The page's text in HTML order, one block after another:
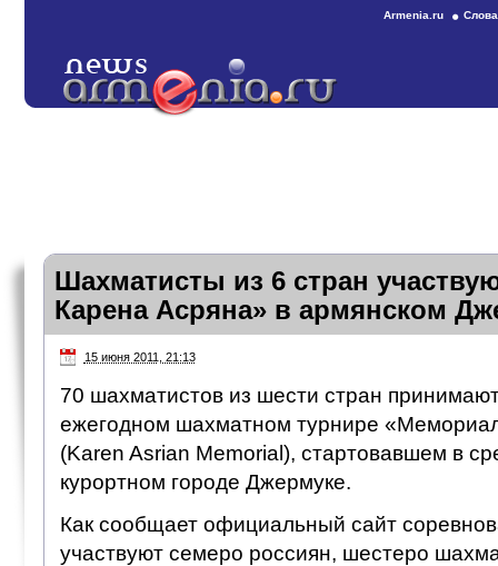
Armenia.ru
Шахматисты из 6 стран
Карена Асряна» в армянском
15 июня 2011, 21:13
70 шахматистов из шести стран
ежегодном шахматном турнире
(Karen Asrian Memorial), стартовавшем в
курортном городе Джермуке.
Как сообщает официальный сайт
участвуют семеро россиян, шестеро